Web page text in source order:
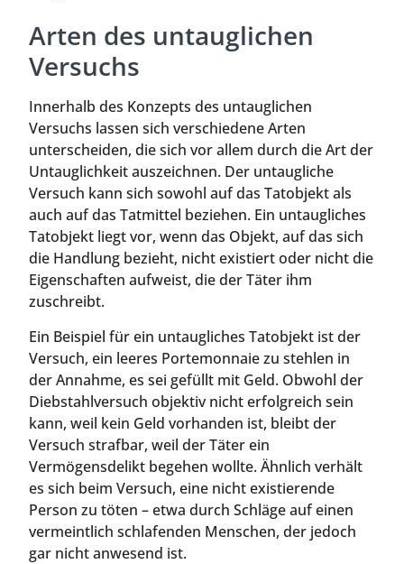
Arten des untauglichen
Versuchs
Innerhalb des Konzepts des untauglichen
Versuchs lassen sich verschiedene Arten
unterscheiden, die sich vor allem durch die Art der
Untauglichkeit auszeichnen. Der untaugliche
Versuch kann sich sowohl auf das Tatobjekt als
auch auf das Tatmittel beziehen. Ein untaugliches
Tatobjekt liegt vor, wenn das Objekt, auf das sich
die Handlung bezieht, nicht existiert oder nicht die
Eigenschaften aufweist, die der Täter ihm
zuschreibt.
Ein Beispiel für ein untaugliches Tatobjekt ist der
Versuch, ein leeres Portemonnaie zu stehlen in
der Annahme, es sei gefüllt mit Geld. Obwohl der
Diebstahlversuch objektiv nicht erfolgreich sein
kann, weil kein Geld vorhanden ist, bleibt der
Versuch strafbar, weil der Täter ein
Vermögensdelikt begehen wollte. Ähnlich verhält
es sich beim Versuch, eine nicht existierende
Person zu töten – etwa durch Schläge auf einen
vermeintlich schlafenden Menschen, der jedoch
gar nicht anwesend ist.